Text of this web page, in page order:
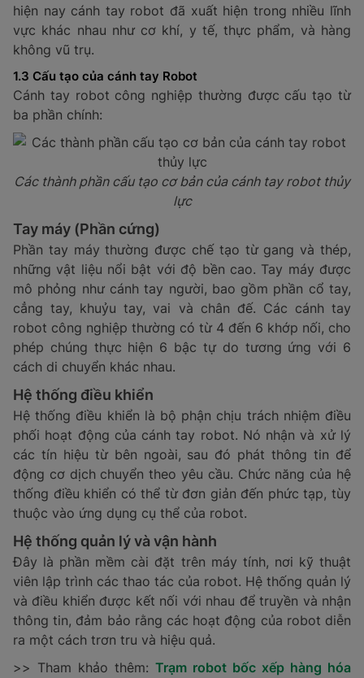
hiện nay cánh tay robot đã xuất hiện trong nhiều lĩnh
vực khác nhau như cơ khí, y tế, thực phẩm, và hàng
không vũ trụ.
1.3 Cấu tạo của cánh tay Robot
Cánh tay robot công nghiệp thường được cấu tạo từ
ba phần chính:
Các thành phần cấu tạo cơ bản của cánh tay robot thủy
lực
Tay máy (Phần cứng)
Phần tay máy thường được chế tạo từ gang và thép,
những vật liệu nổi bật với độ bền cao. Tay máy được
mô phỏng như cánh tay người, bao gồm phần cổ tay,
cẳng tay, khuỷu tay, vai và chân đế. Các cánh tay
robot công nghiệp thường có từ 4 đến 6 khớp nối, cho
phép chúng thực hiện 6 bậc tự do tương ứng với 6
cách di chuyển khác nhau.
Hệ thống điều khiển
Hệ thống điều khiển là bộ phận chịu trách nhiệm điều
phối hoạt động của cánh tay robot. Nó nhận và xử lý
các tín hiệu từ bên ngoài, sau đó phát thông tin để
động cơ dịch chuyển theo yêu cầu. Chức năng của hệ
thống điều khiển có thể từ đơn giản đến phức tạp, tùy
thuộc vào ứng dụng cụ thể của robot.
Hệ thống quản lý và vận hành
Đây là phần mềm cài đặt trên máy tính, nơi kỹ thuật
viên lập trình các thao tác của robot. Hệ thống quản lý
và điều khiển được kết nối với nhau để truyền và nhận
thông tin, đảm bảo rằng các hoạt động của robot diễn
ra một cách trơn tru và hiệu quả.
>> Tham khảo thêm: Trạm robot bốc xếp hàng hóa